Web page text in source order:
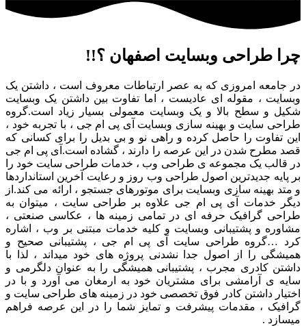
چرا طراحی وبسایت اصفهان ؟!!
در جامعه امروزی که به عصر ارتباطات معروف است ، داشتن یک
وبسایت ، مقوله ای عادیست ، اما تفاوت بین داشتن یک وبسایت
شکیل و سطح بالا و یک وبسایت معمولی بسیار زیاد است.گروه
طراحی سایت و بهینه سازی وبسایت آی پی ام جی ، با تجربه خود ،
این تفاوت را حاصل کرده و راهی نو و بی بدیل را برای کسانی که
قصد مطرح شدن در این عرصه را دارند ، گشاده است.آی پی ام جی
در قالب یک مجموعه ی طراحی وب ، خدمات طراحی سایت خود را
بر پایه جدیدترین اصول طراحی وب روز و رعایت آخرین استانداردها
و متد بهینه سازی وبسایت برای موتورهای جستجو ، ارائه می کند.از
دیگر خدمات آی پی ام جی علاوه بر طراحی سایت ، میتوان به
طراحی گرافیک حرفه ای در تمامی زمینه ها ، عکاسی صنعتی ،
مشاوره و پشتیبانی وبسایت و کلیه خدمات مبتنی بر وب ، اشاره
کرد …گروه طراحی سایت آی پی ام جی ، پشتیبانی صحیح و
همیشگی را از اصول جدا نشدنی پروژه های خود میداند ، لذا با
داشتن کادری مجرب ، پشتیبانی همیشگی را به عنوان دلگرمی و
سایه ی آرامشی برای مشتریان خود به ارمغان می آورد و با در
اختیار داشتن کادر فوق تخصصی خود در زمینه های طراحی سایت و
گرافیک ، مقدمات پیشرفت و تمایز شما را در این عرصه فراهم
میسازد .